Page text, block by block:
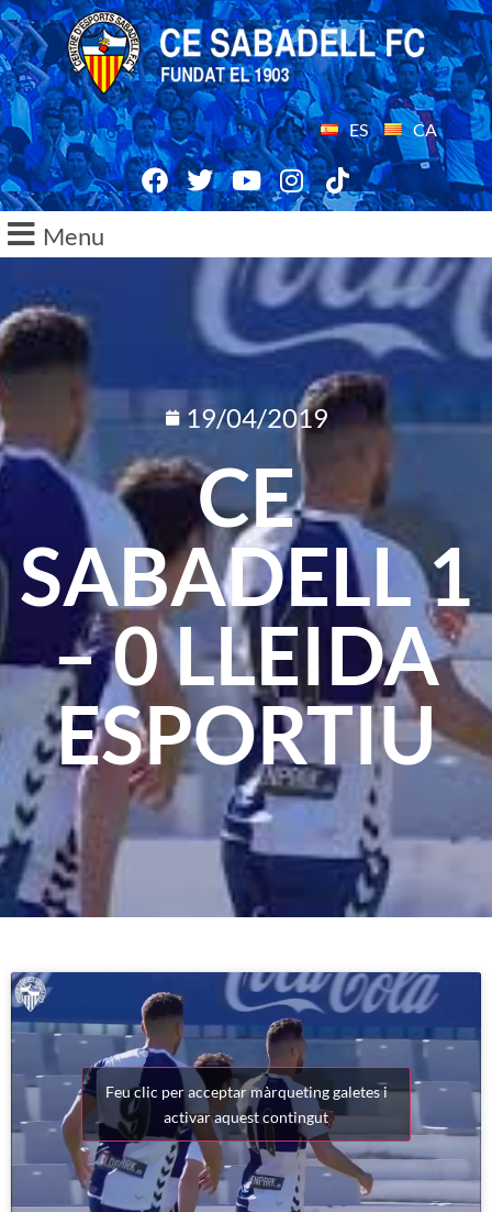
ES CA
Menu
19/04/2019
CE
SABADELL 1
– 0 LLEIDA
ESPORTIU
Feu clic per acceptar màrqueting galetes i
activar aquest contingut